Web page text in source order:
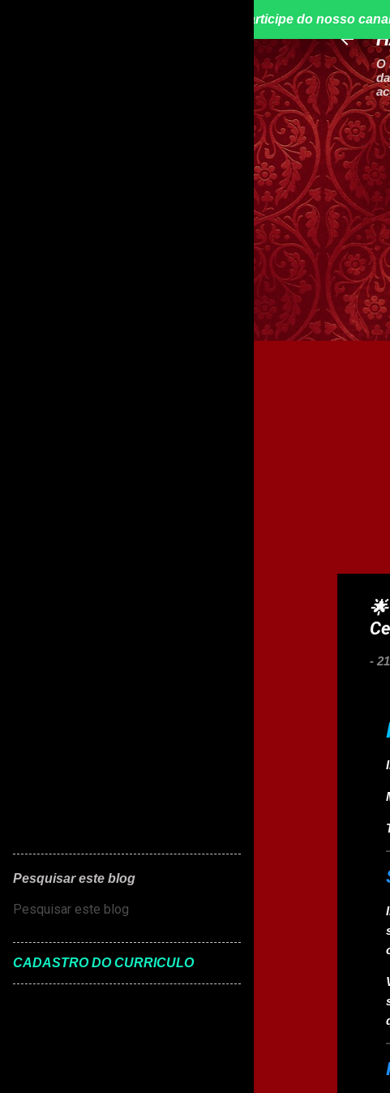
O
📢 Participe do nosso
-
Pesquisar este blog
CADASTRO DO CURRICULO